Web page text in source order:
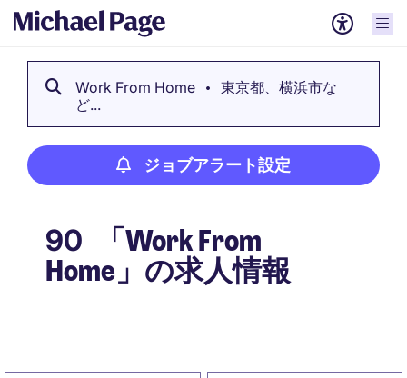
Work From Home
東京都、横浜市な
ど...
ジョブアラート設定
90 「Work From
Home」の求人情報